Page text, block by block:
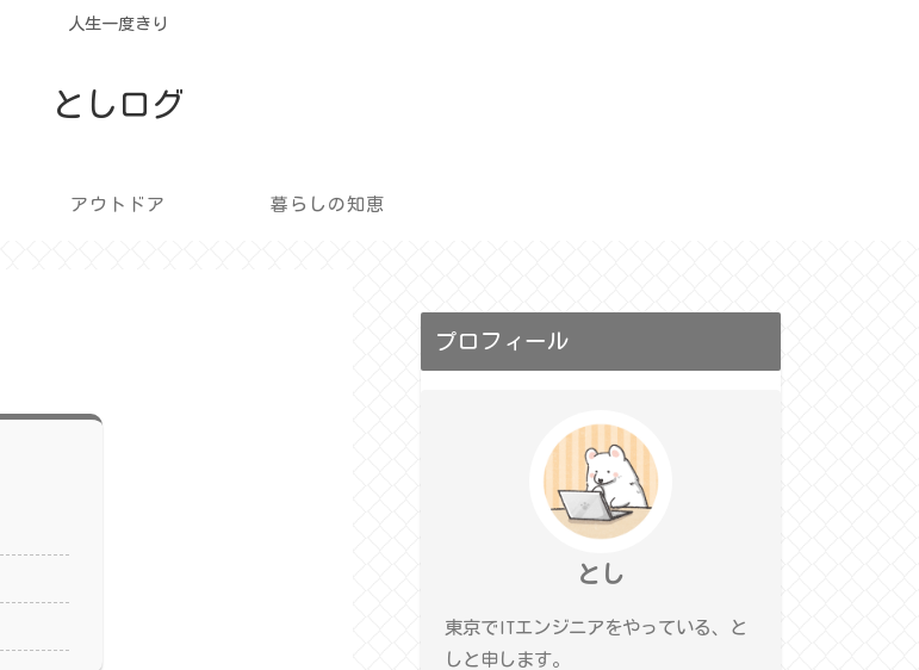
人生一度きり
としログ
アウトドア 暮らしの知恵
プロフィール
とし
東京でITエンジニアをやっている、と
しと申します。